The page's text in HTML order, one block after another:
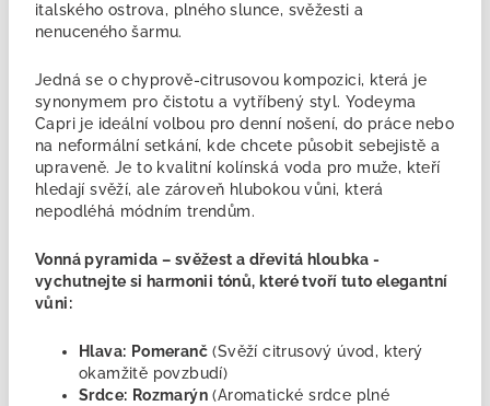
italského ostrova, plného slunce, svěžesti a
nenuceného šarmu.
Jedná se ochyprově-citrusovou kompozici, která je
synonymem pro čistotu a vytříbený styl. Yodeyma
Capri je ideální volbou pro denní nošení, do práce nebo
na neformální setkání, kde chcete působit sebejistě a
upraveně. Je to kvalitní kolínská voda pro muže, kteří
hledají svěží, ale zároveň hlubokou vůni, která
nepodléhá módním trendům.
Vonná pyramida – svěžest a dřevitá hloubka -
vychutnejte si harmonii tónů, které tvoří tuto elegantní
vůni:
Hlava: Pomeranč (Svěží citrusový úvod, který
okamžitě povzbudí)
Srdce: Rozmarýn (Aromatické srdce plné